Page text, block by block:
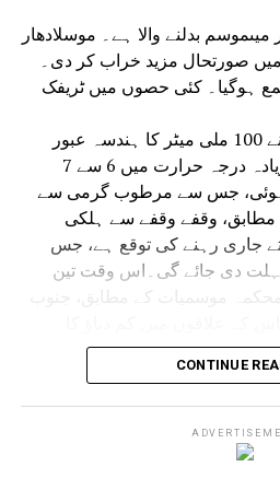
سے پاک کرنے کو یقینی بنانے پر
بدلنے والا ہے۔ موسلادھار
صورتحال مزید خراب کر دی۔
ہوگیا۔ کئی حصوں میں ٹریفک
دہلی میں جمعہ کو بارش نے 100 ملی میٹر کا ہندسہ عبور
کیا۔ دہلی میں زیادہ سے زیادہ درجہ حرارت میں 6 سے 7
جس سے مرطوب گرمی سے
وقفے وقفے سے ہلکی
جاری رہنے کی توقع ہے، جس
مہلت دی جائے گی۔اس وقت تین
موسمیات کے مطابق، جنوب
اس سے منسلک سائیکلونک
راجستھان اور آس پاس کے
کی گرت دہلی، سدھی اور
جو مشرقی وسطی خلیج بنگال تک
ڈسٹربنس گرت کی شکل میں
CONTINUE